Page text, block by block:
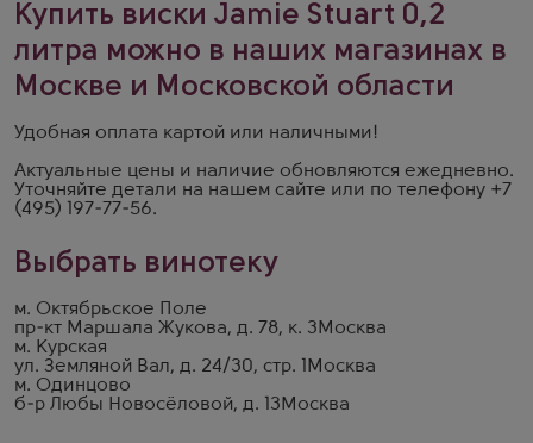
Купить виски Jamie Stuart 0,2
литра можно в наших магазинах в
Москве и Московской области
Удобная оплата картой или наличными!
Актуальные цены и наличие обновляются ежедневно.
Уточняйте детали на нашем сайте или по телефону +7
(495) 197-77-56.
Выбрать винотеку
м. Октябрьское Поле
пр-кт Маршала Жукова, д. 78, к. 3 Москва
м. Курская
ул. Земляной Вал, д. 24/30, стр. 1
Москва
м. Одинцово
б-р Любы Новосёловой, д. 13 Москва